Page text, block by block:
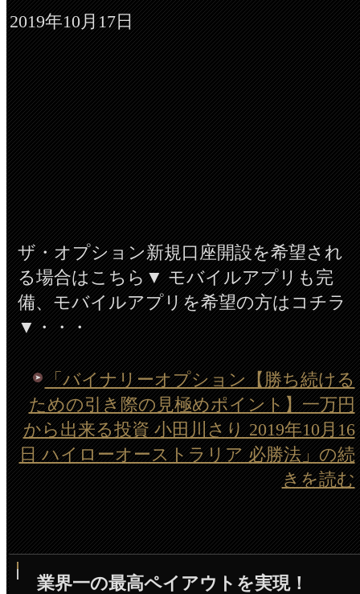
2019年10月17日
ザ・オプション新規口座開設を希望され
る場合はこちら▼ モバイルアプリも完
備、モバイルアプリを希望の方はコチラ
▼・・・
「バイナリーオプション【勝ち続ける
ための引き際の見極めポイント】一万円
から出来る投資 小田川さり 2019年10月16
日 ハイローオーストラリア 必勝法」の続
きを読む
業界一の最高ペイアウトを実現！